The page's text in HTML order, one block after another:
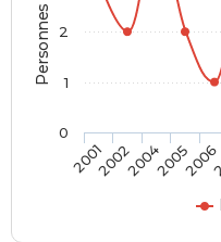
20012002200420052006
0
1
2